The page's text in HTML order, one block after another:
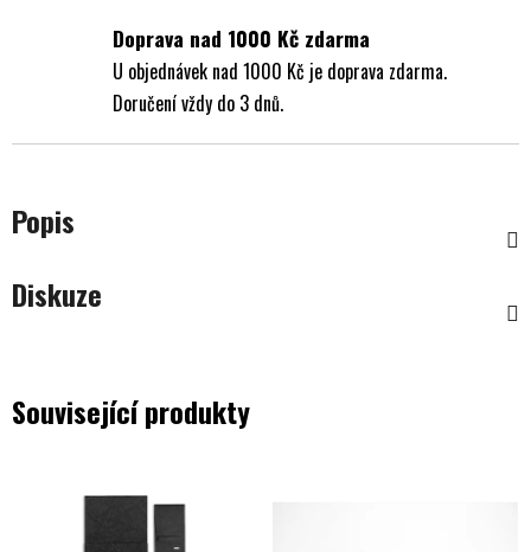
Doprava nad 1000 Kč zdarma
U objednávek nad 1000 Kč je doprava zdarma.
Doručení vždy do 3 dnů.
Popis
Diskuze
Související produkty